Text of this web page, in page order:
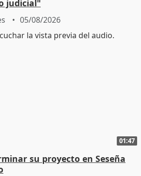
judicial"
05/08/2026
01:47
su proyecto en Seseña